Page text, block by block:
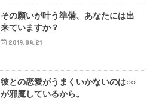
その願いが叶う準備、あなたには出
来ていますか？
2019.04.21
彼との恋愛がうまくいかないのは○○
が邪魔しているから。